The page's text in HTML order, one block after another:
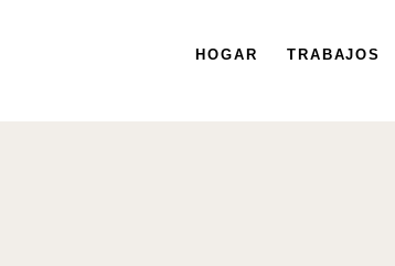
TRABAJOS MISIÓN
HOGAR TRABAJOS